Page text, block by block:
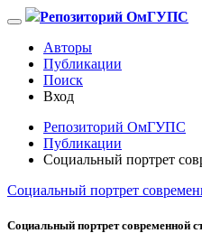
Репозиторий ОмГУПС
Авторы
Публикации
Поиск
Вход
Репозиторий ОмГУПС
Публикации
Социальный портрет
Социальный портрет
Социальный портрет современной